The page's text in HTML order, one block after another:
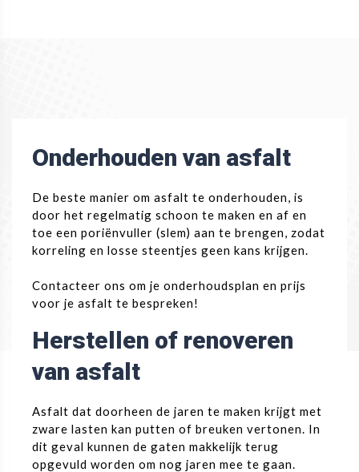
Onderhouden van asfalt
De beste manier om asfalt te onderhouden, is
door het regelmatig schoon te maken en af en
toe een poriënvuller (slem) aan te brengen, zodat
korreling en losse steentjes geen kans krijgen.
Contacteer ons om je onderhoudsplan en prijs
voor je asfalt te bespreken!
Herstellen of renoveren
van asfalt
Asfalt dat doorheen de jaren te maken krijgt met
zware lasten kan putten of breuken vertonen. In
dit geval kunnen de gaten makkelijk terug
opgevuld worden om nog jaren mee te gaan.